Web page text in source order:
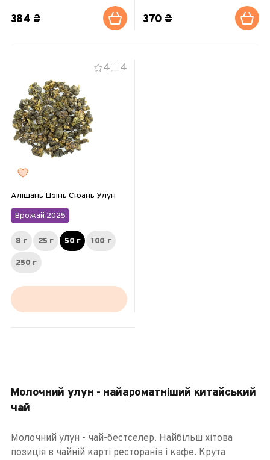
384 ₴ 370 ₴
4 4
Алішань Цзінь Сюань Улун
Врожай 2025
8 г 25 г 50 г 100 г
250 г
Молочний улун - найароматніший китайський
чай
Молочний улун - чай-бестселер. Найбільш хітова
позиція в чайній карті ресторанів і кафе. Крута